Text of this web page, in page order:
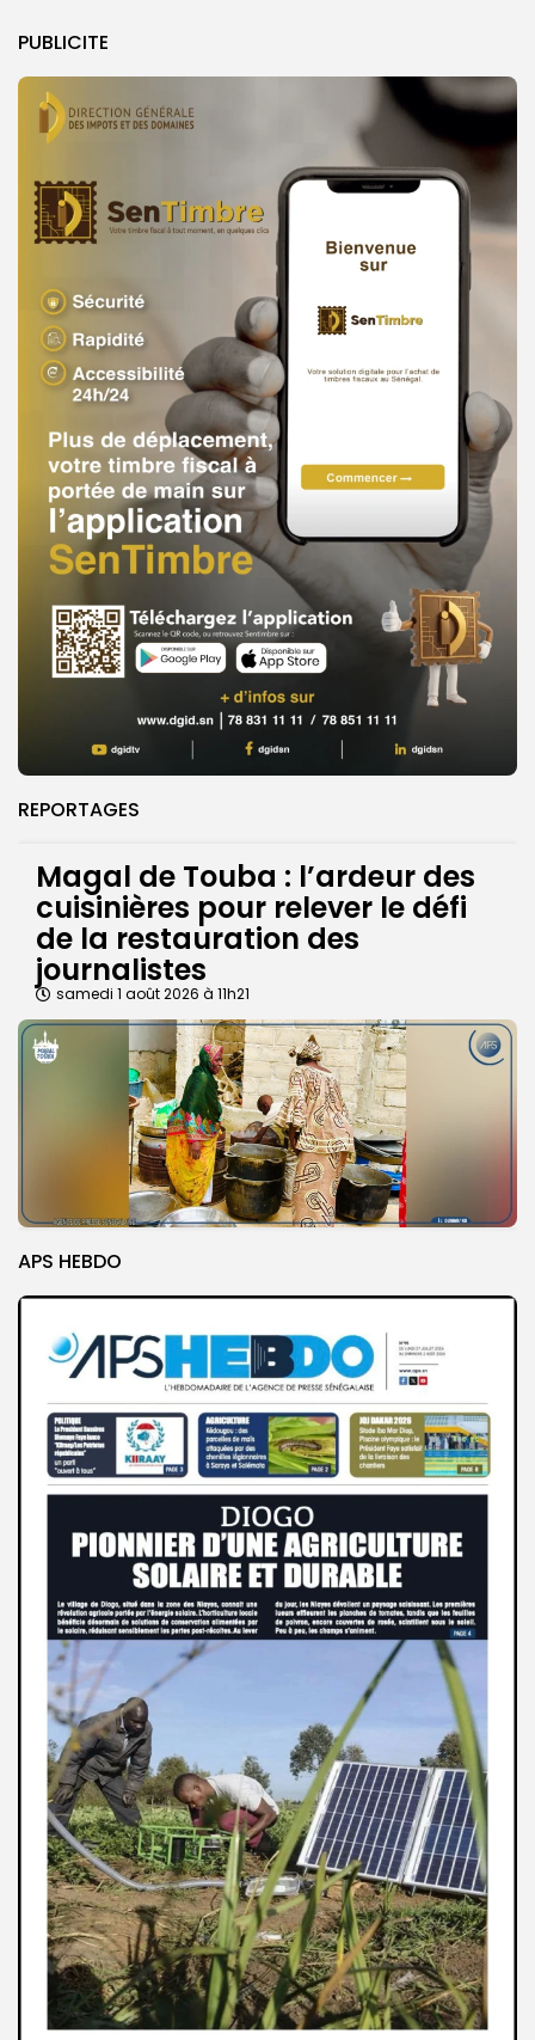
PUBLICITE
REPORTAGES
Magal de Touba : l’ardeur des
cuisinières pour relever le défi
de la restauration des
journalistes
samedi 1 août 2026 à 11h21
APS HEBDO